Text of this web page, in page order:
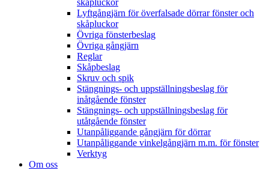
Lyftgångjärn för överfalsade dörrar fönster och
skåpluckor
Övriga fönsterbeslag
Övriga gångjärn
Reglar
Skåpbeslag
Skruv och spik
Stängnings- och uppställningsbeslag för
inåtgående fönster
Stängnings- och uppställningsbeslag för
utåtgående fönster
Utanpåliggande gångjärn för dörrar
Utanpåliggande vinkelgångjärn m.m. för fönster
Verktyg
Om oss